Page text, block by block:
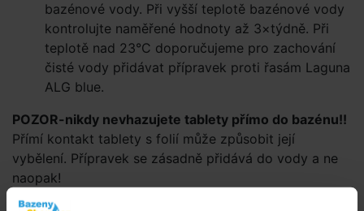
bazénové vody. Při vyšší teplotě bazénové vody
kontrolujte naměřené hodnoty až 3×týdně. Při
teplotě nad 23°C doporučujeme pro zachování
čisté vody přidávat přípravek proti řasám Laguna
ALG blue.
POZOR-nikdy nevhazujete tablety přímo do bazénu!!
Přímí kontakt tablety s folií může způsobit její
vybělení. Přípravek se zásadně přidává do vody a ne
naopak!